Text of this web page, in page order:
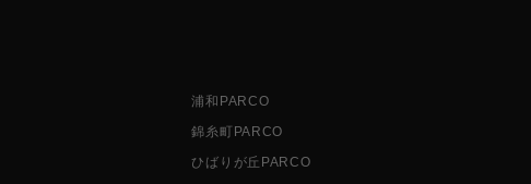
浦和PARCO
錦糸町PARCO
ひばりが丘PARCO